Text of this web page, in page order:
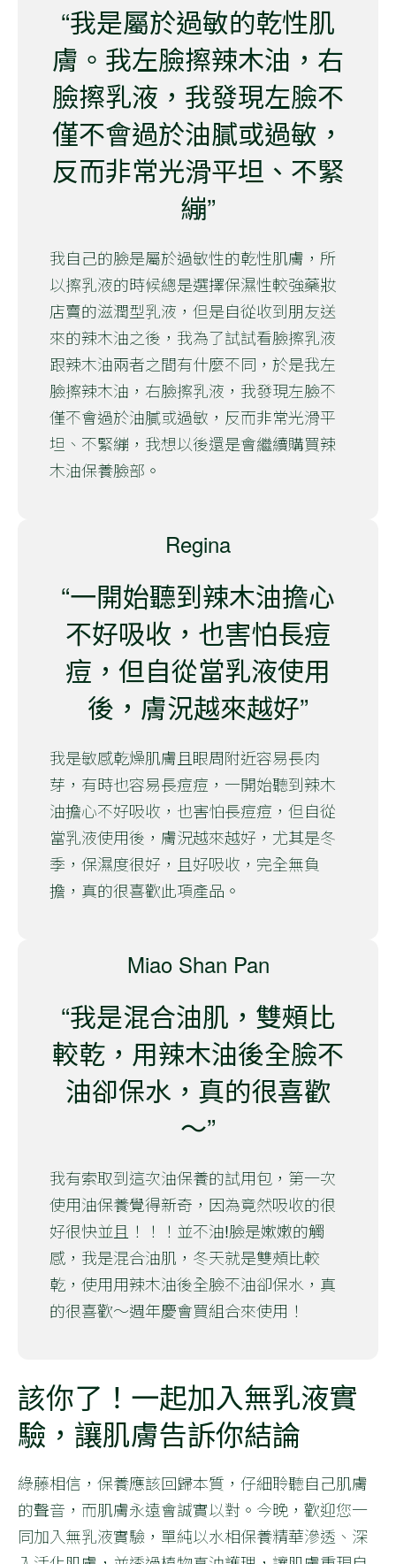
“我是屬於過敏的乾性肌
膚。我左臉擦辣木油，右
臉擦乳液，我發現左臉不
僅不會過於油膩或過敏，
反而非常光滑平坦、不緊
繃”
我自己的臉是屬於過敏性的乾性肌膚，所
以擦乳液的時候總是選擇保濕性較強藥妝
店賣的滋潤型乳液，但是自從收到朋友送
來的辣木油之後，我為了試試看臉擦乳液
跟辣木油兩者之間有什麼不同，於是我左
臉擦辣木油，右臉擦乳液，我發現左臉不
僅不會過於油膩或過敏，反而非常光滑平
坦、不緊繃，我想以後還是會繼續購買辣
木油保養臉部。
Regina
“一開始聽到辣木油擔心
不好吸收，也害怕長痘
痘，但自從當乳液使用
後，膚況越來越好”
我是敏感乾燥肌膚且眼周附近容易長肉
芽，有時也容易長痘痘，一開始聽到辣木
油擔心不好吸收，也害怕長痘痘，但自從
當乳液使用後，膚況越來越好，尤其是冬
季，保濕度很好，且好吸收，完全無負
擔，真的很喜歡此項產品。
Miao Shan Pan
“我是混合油肌，雙頰比
較乾，用辣木油後全臉不
油卻保水，真的很喜歡
～”
我有索取到這次油保養的試用包，第一次
使用油保養覺得新奇，因為竟然吸收的很
好很快並且！！！並不油!臉是嫰嫩的觸
感，我是混合油肌，冬天就是雙頰比較
乾，使用用辣木油後全臉不油卻保水，真
的很喜歡～週年慶會買組合來使用！
該你了！一起加入無乳液實
驗，讓肌膚告訴你結論
綠藤相信，保養應該回歸本質，仔細聆聽自己肌膚
的聲音，而肌膚永遠會誠實以對。今晚，歡迎您一
同加入無乳液實驗，單純以水相保養精華滲透、深